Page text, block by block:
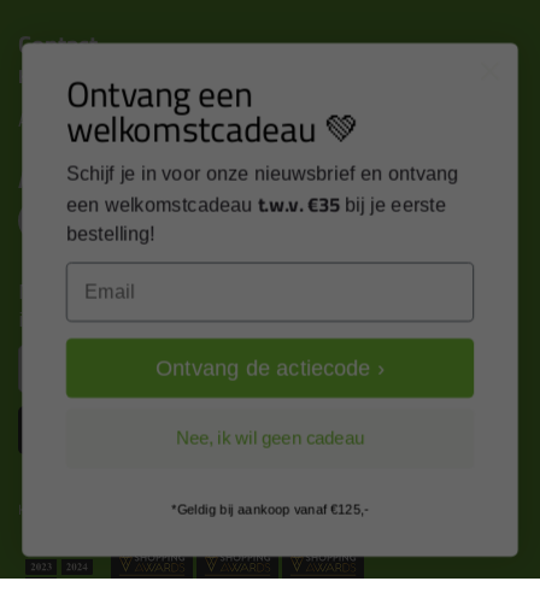
Contact
Kitcentrum B.V.
Alle contactgegevens >
Altijd op de hoogte blijven?
Nieuws, tips en exclusieve deals rechtstreeks in je
inbox
Inschrijven
Kitcentrum is trots op:
Ontvang een
welkomstcadeau 💚
Schijf je in voor onze nieuwsbrief en ontvang
een welkomstcadeau t.w.v. €35 bij je eerste
bestelling!
Ontvang de actiecode ›
Nee, ik wil geen cadeau
*Geldig bij aankoop vanaf €125,-